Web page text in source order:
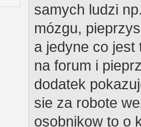
samych ludzi
mózgu,
a jedyne co jest
na forum i
dodatek
sie za robote
osobnikow to o